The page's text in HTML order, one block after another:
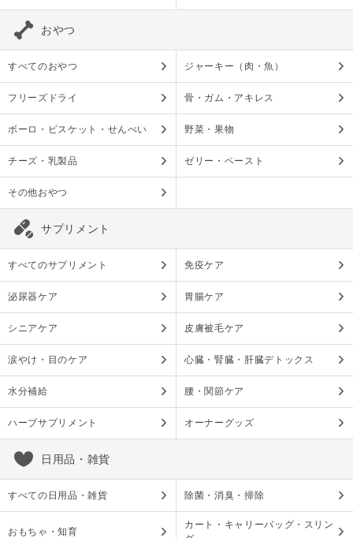
おやつ
すべてのおやつ ジャーキー（肉・魚）
フリーズドライ 骨・ガム・アキレス
ボーロ・ビスケット・せんべい 野菜・果物
チーズ・乳製品 ゼリー・ペースト
その他おやつ
サプリメント
すべてのサプリメント 免疫ケア
泌尿器ケア 胃腸ケア
シニアケア 皮膚被毛ケア
涙やけ・目のケア 心臓・腎臓・肝臓デトックス
水分補給 腰・関節ケア
ハーブサプリメント オーナーグッズ
日用品・雑貨
すべての日用品・雑貨 除菌・消臭・掃除
おもちゃ・知育
カート・キャリーバッグ・スリン